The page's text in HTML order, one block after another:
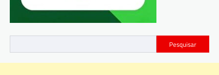
Pesquisar